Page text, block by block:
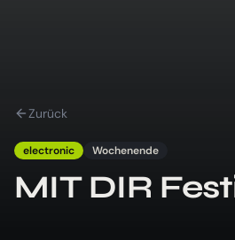
Zurück
electronic Wochenende
MIT DIR